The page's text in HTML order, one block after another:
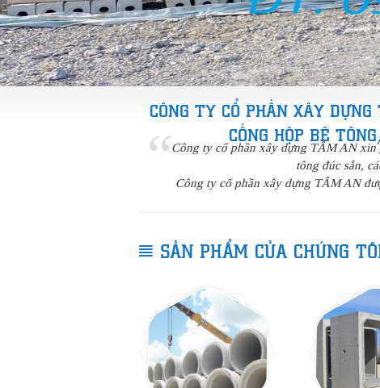
CÔNG TY CỔ PHẦN XÂY
CỐNG HỘP BÊ
Công ty cổ phần xây dựng TÂM AN xin
tông đúc sẵn,
Công ty cổ phần xây dựng TÂM AN
SẢN PHẨM CỦA CHÚNG